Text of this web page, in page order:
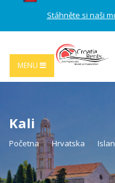
Stáhněte si naši
MENU
Kali
Početna Hrvatska